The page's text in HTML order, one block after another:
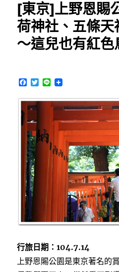
[東京]上野恩賜
荷神社、五條天
～這兒也有紅色
F
c
e
o
o
k
T
i
r
L
n
e
行旅日期：104.7.14
上野恩賜公園是東京著名的